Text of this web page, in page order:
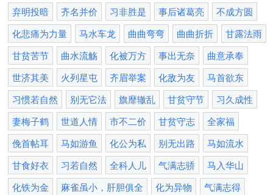
弃明投暗
齐名并价 习非胜是 事后诸葛亮
不成方圆
化悲痛为力量
马水车龙 曲曲弯弯 曲曲折折
甘露法雨
甘贫苦节
曲水流觞 化被万方 事出无奈
曲意承奉
世济其美
火列星屯 齐眉举案 化敌为友
马首欲东
习惯若自然
别无它法 旗靡辙乱 甘贫守节
习久成性
妻梅子鹤
世道人情 市不二价 甘贫守志
全家福
俛首帖耳
马如游鱼 化公为私 别无出路
马如流水
甘食好衣
习若自然 全科人儿 气满志骄
马入华山
化铁为金
麻雀虽小，肝胆俱全 化为异物
气满志得